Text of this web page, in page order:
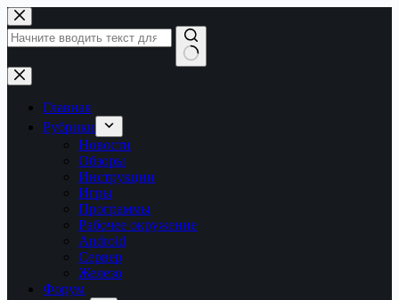
Перейти
к
сути
Ничего
не
найденоГлавная
Рубрики
Новости
Обзоры
Инструкции
Игры
Программы
Рабочее окружение
Android
Сервер
Железо
Форум